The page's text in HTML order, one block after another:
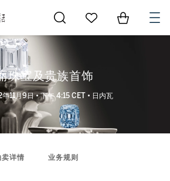
Go to My Favorites
Items in
珠宝及贵族首饰
11月9日 • 下午 4:15 CET • 日内瓦
卖详情 业务规则